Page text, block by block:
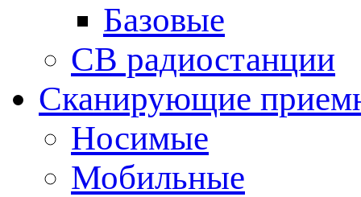
Базовые
CB радиостанции
Сканирующие
Носимые
Мобильные